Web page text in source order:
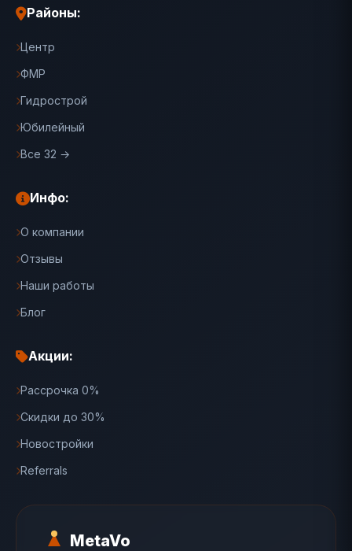
MetaVo
Районы:
Центр
ФМР
Гидрострой
Юбилейный
Все 32 →
Инфо:
О компании
Отзывы
Наши работы
Блог
Акции:
Рассрочка 0%
Скидки до 30%
Новостройки
Referrals